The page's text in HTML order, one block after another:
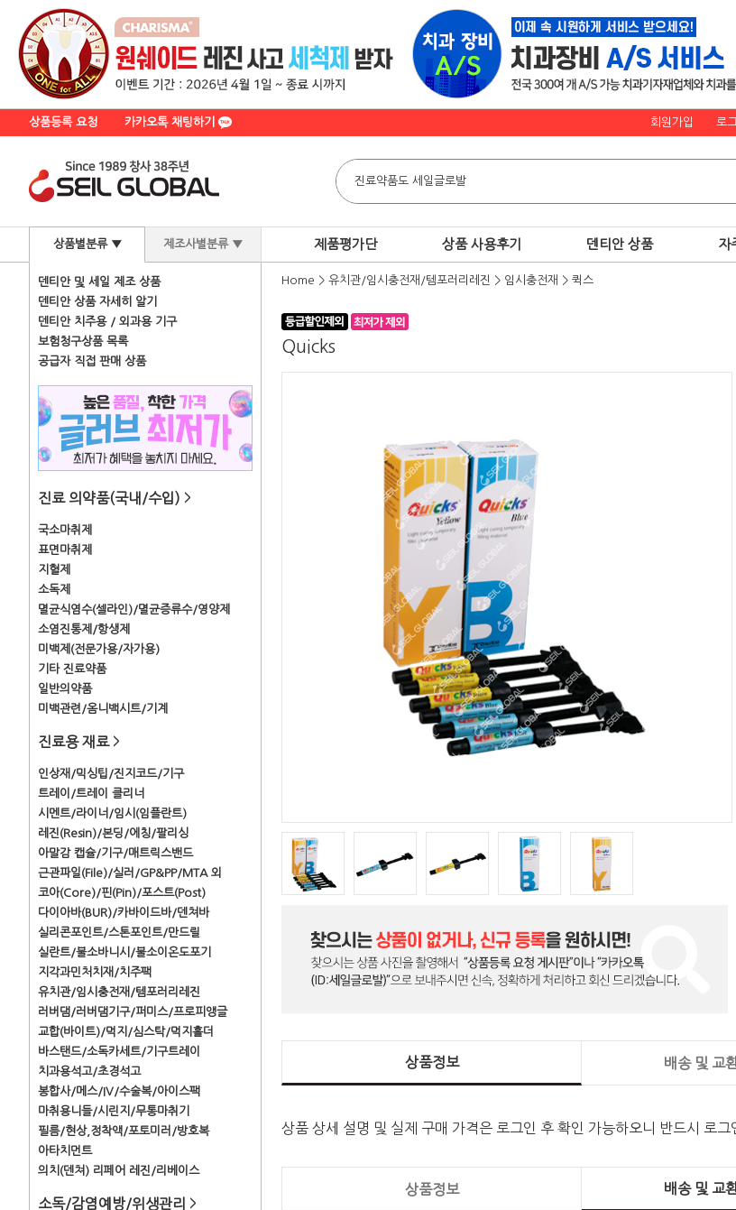
상품등록 요청 카카오톡 채팅하기 회원가입 로
상품별분류 ▼ 제조사별분류 ▼
덴티안 및 세일 제조 상품
덴티안 상품 자세히 알기
덴티안 치주용 / 외과용 기구
보험청구상품 목록
공급자 직접 판매 상품
진료 의약품(국내/수입) >
국소마취제
표면마취제
지혈제
소독제
멸균식염수(셀라인)/멸균증류수/영양제
소염진통제/항생제
미백제(전문가용/자가용)
기타 진료약품
일반의약품
미백관련/옴니백시트/기계
진료용 재료 >
인상재/믹싱팁/진지코드/기구
트레이/트레이 클리너
시멘트/라이너/임시(임플란트)
레진(Resin)/본딩/에칭/팔리싱
아말감 캡슐/기구/매트릭스밴드
근관파일(File)/실러/GP&PP/MTA 외
코아(Core)/핀(Pin)/포스트(Post)
다이아바(BUR)/카바이드바/덴쳐바
실리콘포인트/스톤포인트/만드릴
실란트/불소바니시/불소이온도포기
지각과민처치재/치주팩
유치관/임시충전재/템포러리레진
러버댐/러버댐기구/퍼미스/프로피앵글
교합(바이트)/먹지/심스탁/먹지홀더
바스탠드/소독카세트/기구트레이
치과용석고/초경석고
봉합사/메스/IV/수술복/아이스팩
마취용니들/시린지/무통마취기
필름/현상,정착액/포토미러/방호복
아타치먼트
의치(덴쳐) 리페어 레진/리베이스
소독/감염예방/위생관리 >
제품평가단 상품 사용후기 덴티안 상품 자
Home > 유치관/임시충전재/템포러리레진 > 임시충전재 > 퀵스
Quicks
상품정보 배송 및 교
상품 상세 설명 및 실제 구매 가격은 로그인 후 확인 가능하오니 반드시 로그
상품정보 배송 및 교